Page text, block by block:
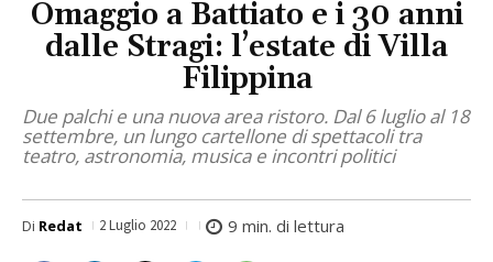
Omaggio a Battiato e i 30 anni
dalle Stragi: l’estate di Villa
Filippina
Due palchi e una nuova area ristoro. Dal 6 luglio al 18
settembre, un lungo cartellone di spettacoli tra
teatro, astronomia, musica e incontri politici
Di Redat 2 Luglio 2022 9 min. di lettura